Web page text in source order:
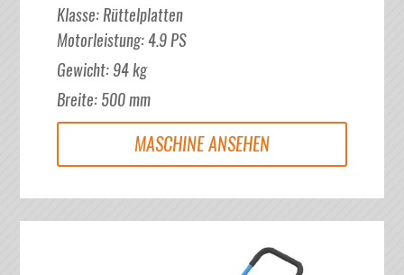
Klasse:Rüttelplatten
Motorleistung:4.9PS
Gewicht: 94kg
Breite: 500mm
MASCHINE ANSEHEN